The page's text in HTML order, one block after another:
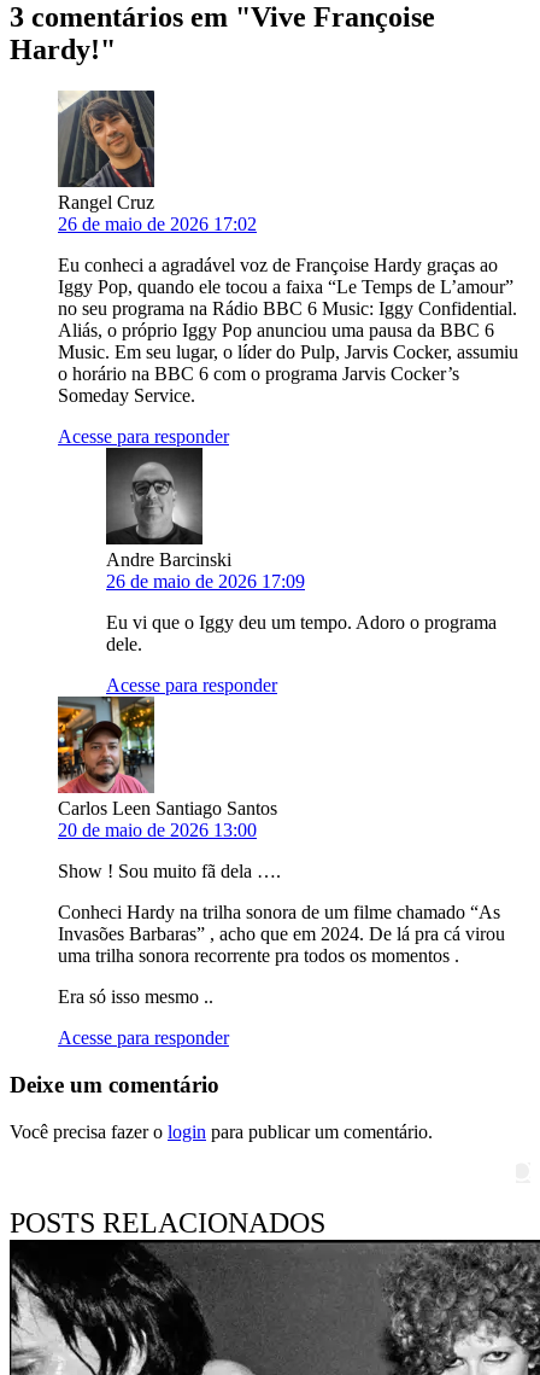
3 comentários em "Vive Françoise
Hardy!"
Rangel Cruz
26 de maio de 2026 17:02
Eu conheci a agradável voz de Françoise Hardy graças ao
Iggy Pop, quando ele tocou a faixa “Le Temps de L’amour”
no seu programa na Rádio BBC 6 Music: Iggy Confidential.
Aliás, o próprio Iggy Pop anunciou uma pausa da BBC 6
Music. Em seu lugar, o líder do Pulp, Jarvis Cocker, assumiu
o horário na BBC 6 com o programa Jarvis Cocker’s
Someday Service.
Acesse para responder
Andre Barcinski
26 de maio de 2026 17:09
Eu vi que o Iggy deu um tempo. Adoro o programa
dele.
Acesse para responder
Carlos Leen Santiago Santos
20 de maio de 2026 13:00
Show ! Sou muito fã dela ….
Conheci Hardy na trilha sonora de um filme chamado “As
Invasões Barbaras” , acho que em 2024. De lá pra cá virou
uma trilha sonora recorrente pra todos os momentos .
Era só isso mesmo ..
Acesse para responder
Deixe um comentário
Você precisa fazer o login para publicar um comentário.
POSTS RELACIONADOS